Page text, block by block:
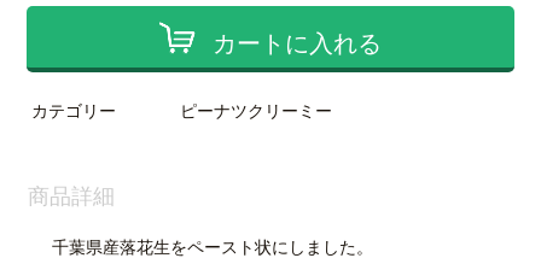
カートに入れる
カテゴリー ピーナツクリーミー
商品詳細
千葉県産落花生をペースト状にしました。